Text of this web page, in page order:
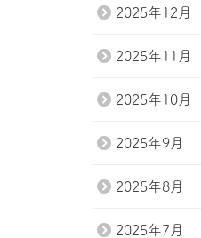
2025年12月
2025年11月
2025年10月
2025年9月
2025年8月
2025年7月